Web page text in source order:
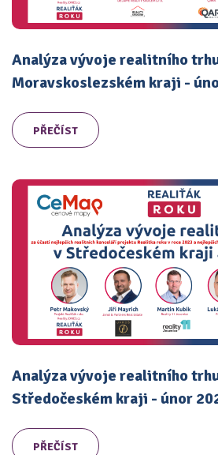
Analýza vývoje realitního
Moravskoslezském kraji -
PŘEČÍST
Analýza vývoje realitního
Středočeském kraji - únor
PŘEČÍST